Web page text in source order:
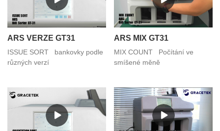
ARS VERZE GT31
ISSUE SORT bankovky podle
různých verzí
ARS MIX GT31
MIX COUNT Počítání ve
smíšené měně